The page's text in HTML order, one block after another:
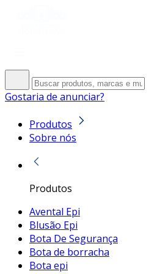
Gostaria de anunciar?
Produtos
Sobre nós
Produtos
Avental Epi
Blusão Epi
Bota De Segurança
Bota de borracha
Bota epi